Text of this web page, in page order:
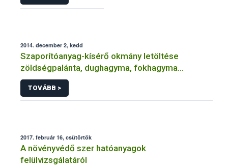
2014. december 2, kedd
Szaporítóanyag-kísérő okmány letöltése
zöldségpalánta, dughagyma, fokhagyma
szaporítóanyag forgalomba hozatalához
(engedéllyel rendelkező ügyfelek részére)
TOVÁBB >
2017. február 16, csütörtök
A növényvédő szer hatóanyagok
felülvizsgálatáról